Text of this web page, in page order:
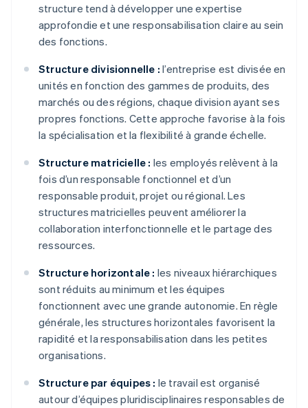
structure tend à développer une expertise
approfondie et une responsabilisation claire au sein
des fonctions.
Structure divisionnelle : l’entreprise est divisée en
unités en fonction des gammes de produits, des
marchés ou des régions, chaque division ayant ses
propres fonctions. Cette approche favorise à la fois
la spécialisation et la flexibilité à grande échelle.
Structure matricielle : les employés relèvent à la
fois d’un responsable fonctionnel et d’un
responsable produit, projet ou régional. Les
structures matricielles peuvent améliorer la
collaboration interfonctionnelle et le partage des
ressources.
Structure horizontale : les niveaux hiérarchiques
sont réduits au minimum et les équipes
fonctionnent avec une grande autonomie. En règle
générale, les structures horizontales favorisent la
rapidité et la responsabilisation dans les petites
organisations.
Structure par équipes : le travail est organisé
autour d’équipes pluridisciplinaires responsables de